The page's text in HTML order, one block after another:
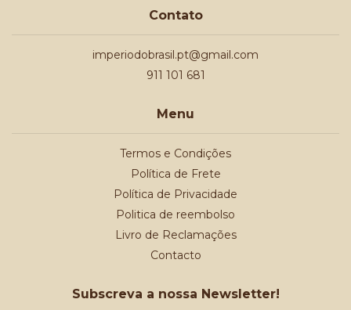
Contato
imperiodobrasil.pt@gmail.com
911 101 681
Menu
Termos e Condições
Política de Frete
Política de Privacidade
Politica de reembolso
Livro de Reclamações
Contacto
Subscreva a nossa Newsletter!